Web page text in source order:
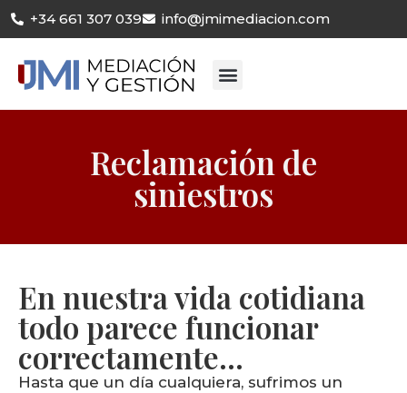
+34 661 307 039 info@jmimediacion.com
Reclamación de
siniestros
En nuestra vida cotidiana
todo parece funcionar
correctamente...
Hasta que un día cualquiera, sufrimos un